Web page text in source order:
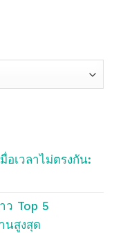
อเวลาไม่ตรงกัน:
ว Top 5
นสูงสุด